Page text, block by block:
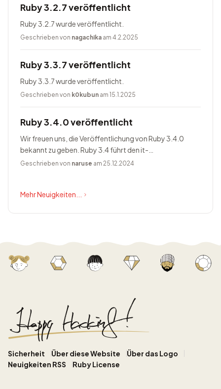
Ruby 3.2.7 veröffentlicht
Ruby 3.2.7 wurde veröffentlicht.
Geschrieben von nagachika am 4.2.2025
Ruby 3.3.7 veröffentlicht
Ruby 3.3.7 wurde veröffentlicht.
Geschrieben von k0kubun am 15.1.2025
Ruby 3.4.0 veröffentlicht
Wir freuen uns, die Veröffentlichung von Ruby 3.4.0
bekannt zu geben. Ruby 3.4 führt den it-
Blockparameter ein, ändert Prism zum Standardparser,
Geschrieben von naruse am 25.12.2024
Mehr Neuigkeiten...
Sicherheit Über diese Website
Über das Logo
Neuigkeiten RSS
Ruby License